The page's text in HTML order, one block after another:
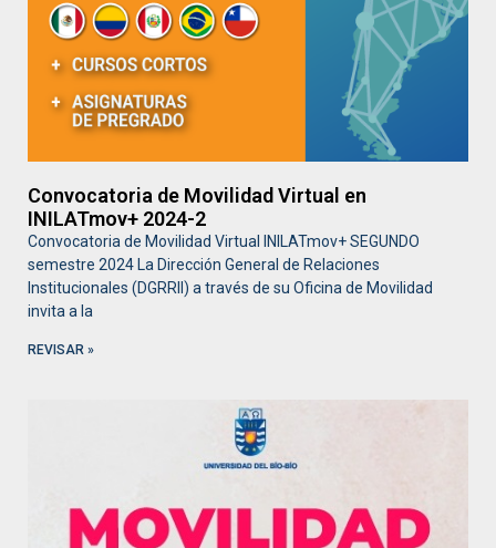
Convocatoria de Movilidad Virtual en
INILATmov+ 2024-2
Convocatoria de Movilidad Virtual INILATmov+ SEGUNDO
semestre 2024 La Dirección General de Relaciones
Institucionales (DGRRII) a través de su Oficina de Movilidad
invita a la
REVISAR »